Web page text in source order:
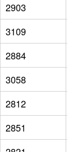
2903
3109
2884
3058
2812
2851